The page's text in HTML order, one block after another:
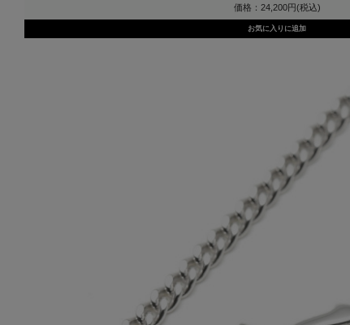
価格：24,200円(税込)